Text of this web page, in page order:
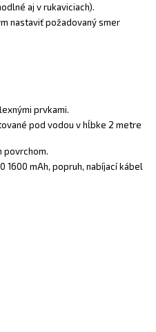
aj v rukaviciach).
nastaviť požadovaný smer
prvkami.
pod vodou v hĺbke 2 metre
povrchom.
1600 mAh, popruh, nabíjací kábel